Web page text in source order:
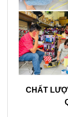
CHẤT